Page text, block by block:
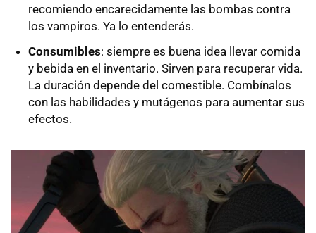
recomiendo encarecidamente las bombas contra
los vampiros. Ya lo entenderás.
Consumibles: siempre es buena idea llevar comida
y bebida en el inventario. Sirven para recuperar vida.
La duración depende del comestible. Combínalos
con las habilidades y mutágenos para aumentar sus
efectos.